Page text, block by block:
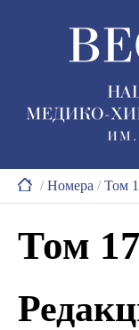
/Номера /Том
Том